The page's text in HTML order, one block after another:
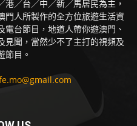
／台／中／新／馬居民為主，
門人所製作的全方位旅遊生活資
台節目，地道人帶你遊澳門、
見聞，當然少不了主打的視頻及
節目。